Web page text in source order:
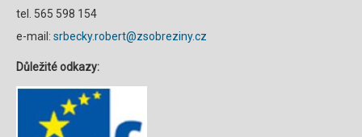
tel. 565 598 154
e-mail: srbecky.robert@zsobreziny.cz
Důležité odkazy: